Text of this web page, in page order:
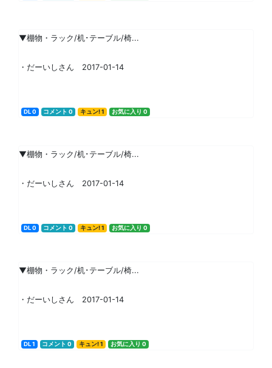
▼棚物・ラック/机･テーブル/椅...
・だーいしさん 2017-01-14
DL 0 コメント 0 キュン! 1 お気に入り 0
▼棚物・ラック/机･テーブル/椅...
・だーいしさん 2017-01-14
DL 0 コメント 0 キュン! 1 お気に入り 0
▼棚物・ラック/机･テーブル/椅...
・だーいしさん 2017-01-14
DL 1 コメント 0 キュン! 1 お気に入り 0